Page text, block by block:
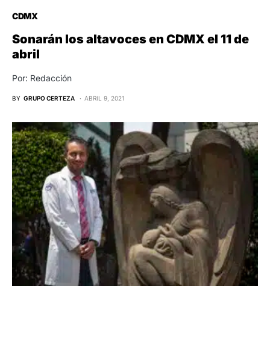
CDMX
Sonarán los altavoces en CDMX el 11 de
abril
Por: Redacción
BY GRUPO CERTEZA ABRIL 9, 2021